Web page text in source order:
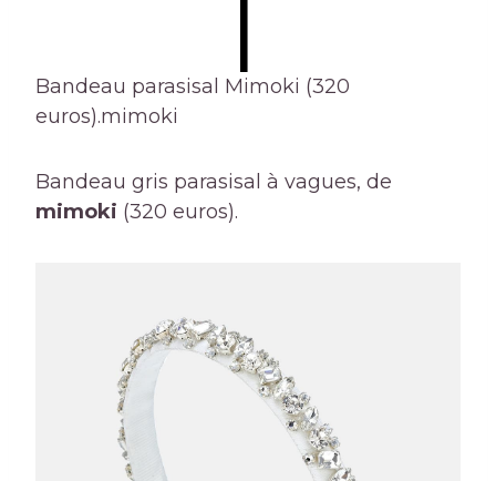
Bandeau parasisal Mimoki (320
euros).mimoki
Bandeau gris parasisal à vagues, de
mimoki (320 euros).